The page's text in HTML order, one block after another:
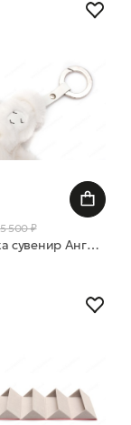
5 500 ₽
подвеска сувенир Ангел (нат мех)